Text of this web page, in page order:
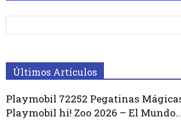
Últimos Artículos
Playmobil 72252 Pegatinas
Playmobil hi! Zoo 2026 – El